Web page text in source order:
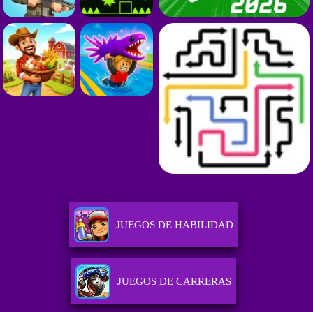
JUEGOS DE HABILIDAD
JUEGOS DE CARRERAS